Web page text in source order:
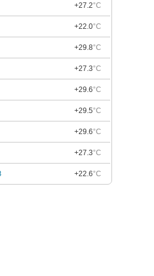
+27.2°C
+22.0°C
+29.8°C
+27.3°C
+29.6°C
+29.5°C
+29.6°C
+27.3°C
+22.6°C